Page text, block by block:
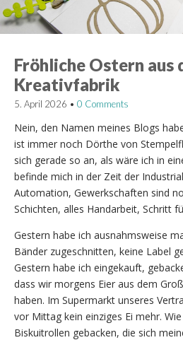
Fröhliche Ostern aus
Kreativfabrik
5. April 2026 • 0 Comments
Nein, den Namen meines Blogs
ist immer noch Dörthe von
sich gerade so an, als wäre ich in
befinde mich in der Zeit der
Automation, Gewerkschaften sind
Schichten, alles Handarbeit, Schritt
Gestern habe ich ausnahmsweise
Bänder zugeschnitten, keine Label
Gestern habe ich eingekauft,
dass wir morgens Eier aus dem
haben. Im Supermarkt unseres
vor Mittag kein einziges Ei mehr.
Biskuitrollen gebacken, die sich